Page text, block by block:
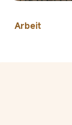
Freizeit